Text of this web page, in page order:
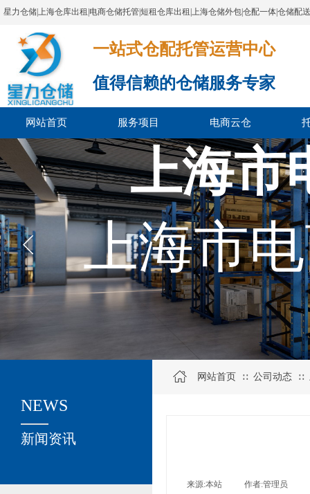
星力仓储|上海仓库出租|电商仓储托管|短租仓库出租|上海仓储外包|仓配一体|仓储配
一站式仓配托管运营中心​​​​​​​​​​​​​​​​​
值得信赖的仓储服务专家
网站首页 服务项目 电商云仓
上海市
上海市
关于我们
新闻资讯
NEWS
网站首页 ∷ 公司动态 ∷
来源:本站 作者:管理员